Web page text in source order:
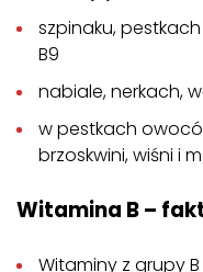
szpinaku,
B9
nabiale, nerkach,
w pestkach
brzoskwini, wiśni i
Witamina B –
Witaminy z grupy